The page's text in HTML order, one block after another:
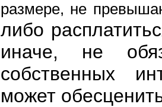
размере, не
либо
иначе, не
собственных
может